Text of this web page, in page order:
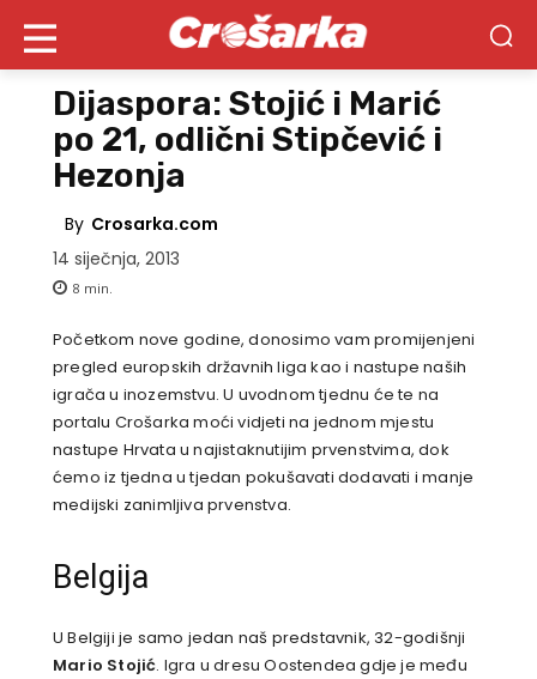
Dijaspora: Stojić i Marić
po 21, odlični Stipčević i
Hezonja
By Crosarka.com
14 siječnja, 2013
8 min.
Početkom nove godine, donosimo vam promijenjeni
pregled europskih državnih liga kao i nastupe naših
igrača u inozemstvu. U uvodnom tjednu će te na
portalu Crošarka moći vidjeti na jednom mjestu
nastupe Hrvata u najistaknutijim prvenstvima, dok
ćemo iz tjedna u tjedan pokušavati dodavati i manje
medijski zanimljiva prvenstva.
Belgija
U Belgiji je samo jedan naš predstavnik, 32-godišnji
Mario Stojić. Igra u dresu Oostendea gdje je među